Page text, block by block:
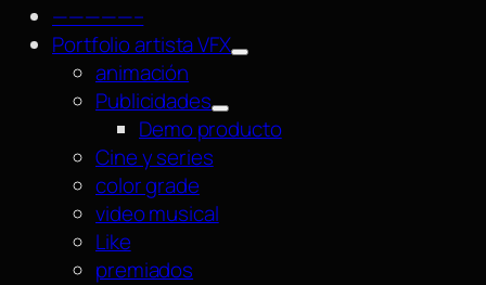
—————–
Portfolio artista VFX
animación
Publicidades
Demo producto
Cine y series
color grade
video musical
Like
premiados